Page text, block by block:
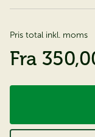
Pris total inkl. moms
Fra